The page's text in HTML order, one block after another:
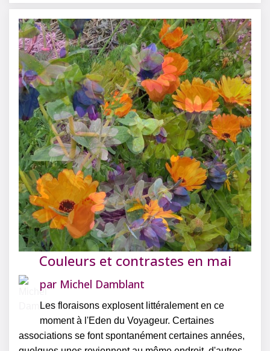
Couleurs et contrastes en mai
par Michel Damblant
Les floraisons explosent littéralement en ce
moment à l'Eden du Voyageur. Certaines
associations se font spontanément certaines années,